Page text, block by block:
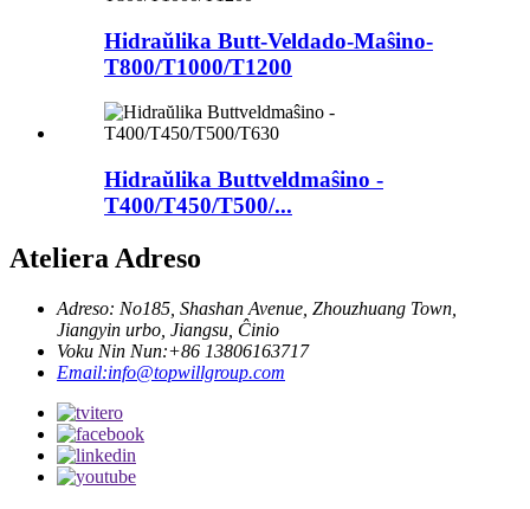
Hidraŭlika Butt-Veldado-Maŝino-
T800/T1000/T1200
Hidraŭlika Buttveldmaŝino -
T400/T450/T500/...
Ateliera Adreso
Adreso: No185, Shashan Avenue, Zhouzhuang Town,
Jiangyin urbo, Jiangsu, Ĉinio
Voku Nin Nun:+86 13806163717
Email:info@topwillgroup.com